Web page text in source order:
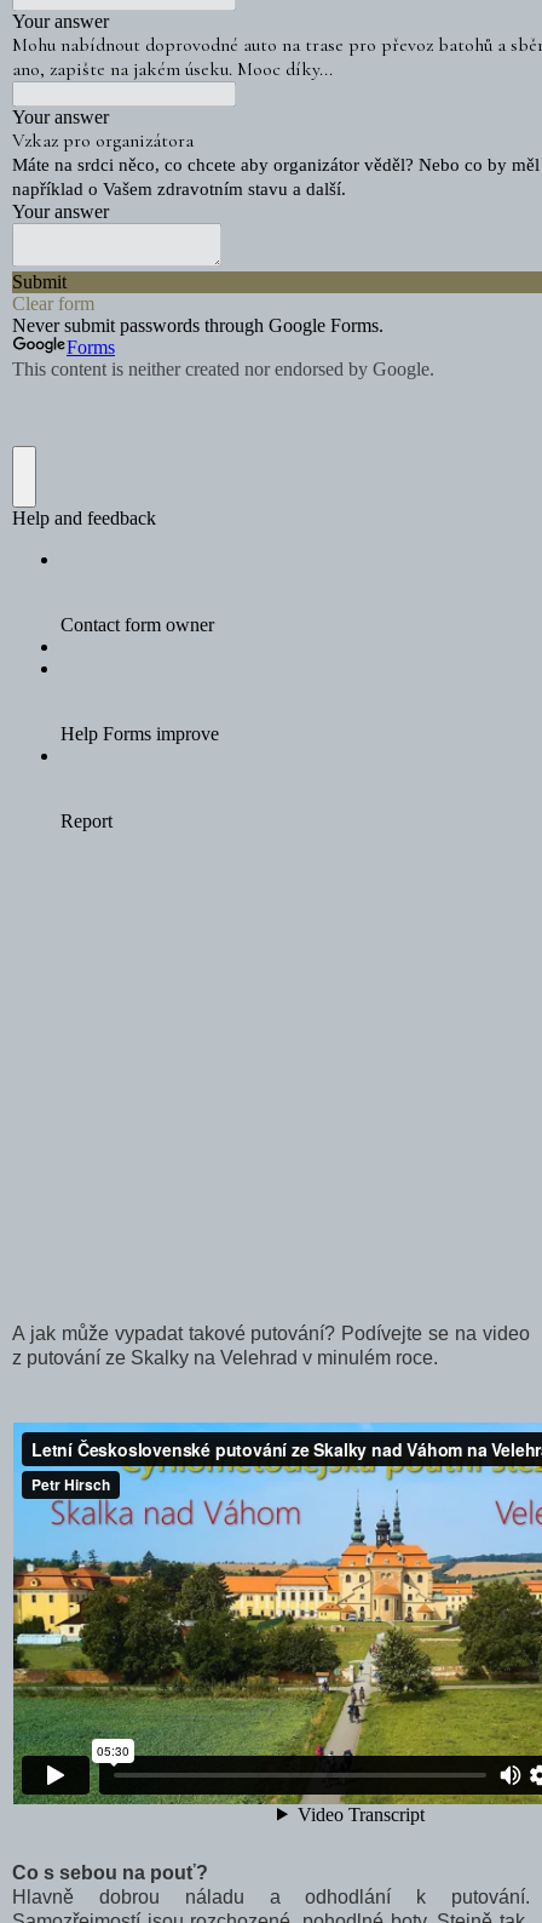
A jak může vypadat takové putování? Podívejte se na video
z putování ze Skalky na Velehrad v minulém roce.
Co s sebou na pouť?
Hlavně dobrou náladu a odhodlání k putování.